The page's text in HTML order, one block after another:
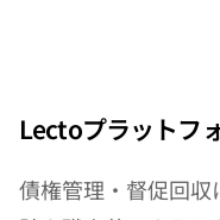
Lectoプラットフ
債権管理・督促回